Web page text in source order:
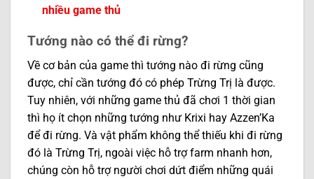
nhiều game thủ
Tướng nào có thể đi rừng?
Về cơ bản của game thì tướng nào đi rừng cũng
được, chỉ cần tướng đó có phép Trừng Trị là được.
Tuy nhiên, với những game thủ đã chơi 1 thời gian
thì họ ít chọn những tướng như Krixi hay Azzen’Ka
để đi rừng. Và vật phẩm không thể thiếu khi đi rừng
đó là Trừng Trị, ngoài việc hỗ trợ farm nhanh hơn,
chúng còn hỗ trợ người chơi dứt điểm những quái